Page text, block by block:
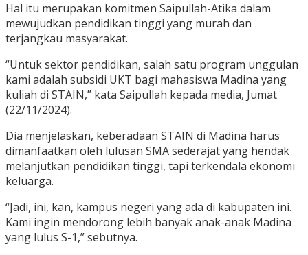
Hal itu merupakan komitmen Saipullah-Atika dalam
mewujudkan pendidikan tinggi yang murah dan
terjangkau masyarakat.
“Untuk sektor pendidikan, salah satu program unggulan
kami adalah subsidi UKT bagi mahasiswa Madina yang
kuliah di STAIN,” kata Saipullah kepada media, Jumat
(22/11/2024).
Dia menjelaskan, keberadaan STAIN di Madina harus
dimanfaatkan oleh lulusan SMA sederajat yang hendak
melanjutkan pendidikan tinggi, tapi terkendala ekonomi
keluarga.
“Jadi, ini, kan, kampus negeri yang ada di kabupaten ini.
Kami ingin mendorong lebih banyak anak-anak Madina
yang lulus S-1,” sebutnya.